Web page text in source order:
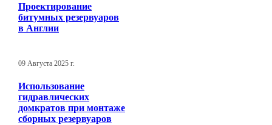
Проектирование
битумных резервуаров
в Англии
09 Августа 2025 г.
Использование
гидравлических
домкратов при монтаже
сборных резервуаров